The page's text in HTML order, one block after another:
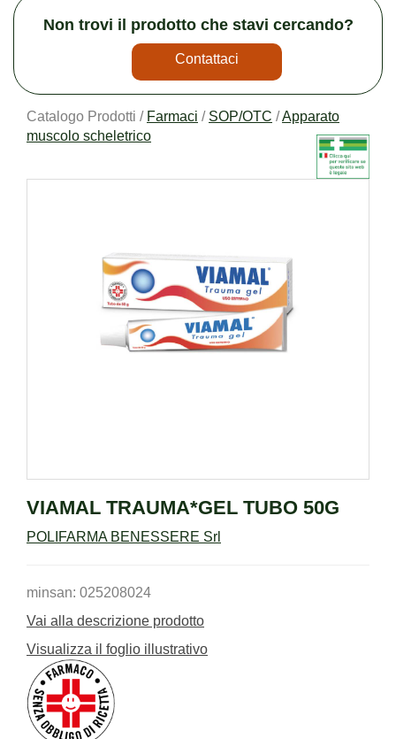
Non trovi il prodotto che stavi cercando?
Contattaci
Catalogo Prodotti / Farmaci / SOP/OTC /Apparato
muscolo scheletrico
VIAMAL TRAUMA*GEL TUBO 50G
POLIFARMA BENESSERE Srl
minsan: 025208024
Vai alla descrizione prodotto
Visualizza il foglio illustrativo